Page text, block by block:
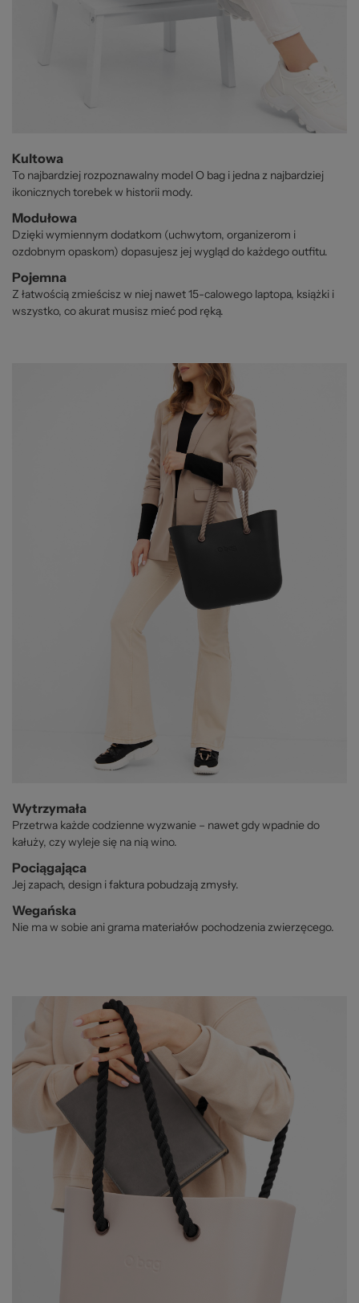
Kultowa
To najbardziej rozpoznawalny model O bag i jedna z najbardziej
ikonicznych torebek w historii mody.
Modułowa
Dzięki wymiennym dodatkom (uchwytom, organizerom i
ozdobnym opaskom) dopasujesz jej wygląd do każdego outfitu.
Pojemna
Z łatwością zmieścisz w niej nawet 15-calowego laptopa, książki i
wszystko, co akurat musisz mieć pod ręką.
Wytrzymała
Przetrwa każde codzienne wyzwanie – nawet gdy wpadnie do
kałuży, czy wyleje się na nią wino.
Pociągająca
Jej zapach, design i faktura pobudzają zmysły.
Wegańska
Nie ma w sobie ani grama materiałów pochodzenia zwierzęcego.